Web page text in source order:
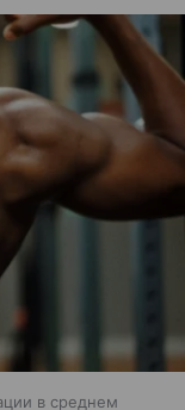
в среднем